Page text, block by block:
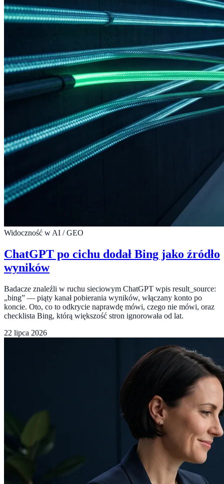
Widoczność w AI / GEO
ChatGPT po cichu dodał Bing jako źródło
wyników
Badacze znaleźli w ruchu sieciowym ChatGPT wpis result_source:
„bing” — piąty kanał pobierania wyników, włączany konto po
koncie. Oto, co to odkrycie naprawdę mówi, czego nie mówi, oraz
checklista Bing, którą większość stron ignorowała od lat.
22 lipca 2026